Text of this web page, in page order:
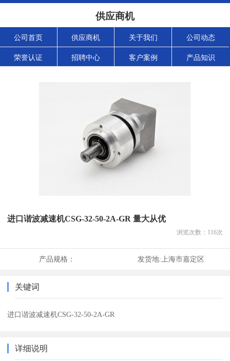
供应商机
公司首页 供应商机 关于我们 公司动态
荣誉认证 招聘中心 客户案例 产品知识
进口谐波减速机CSG-32-50-2A-GR 量大从优
浏览次数： 116次
产品规格： 发货地: 上海市嘉定区
关键词
进口谐波减速机CSG-32-50-2A-GR
详细说明